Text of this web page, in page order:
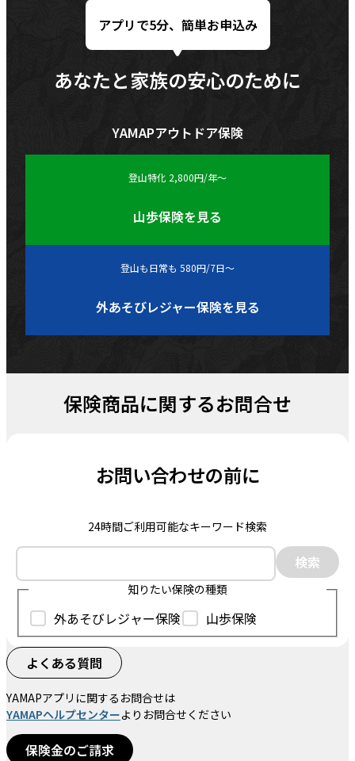
アプリで5分、簡単お申込み
あなたと家族の安心のために
YAMAPアウトドア保険
登山特化 2,800円/年〜
山歩保険を見る
登山も日常も 580円/7日〜
外あそびレジャー保険を見る
保険商品に関するお問合せ
お問い合わせの前に
24時間ご利用可能なキーワード検索
検索
知りたい保険の種類
外あそびレジャー保険 山歩保険
よくある質問
YAMAPアプリに関するお問合せは
YAMAPヘルプセンターよりお問合せください
保険金のご請求